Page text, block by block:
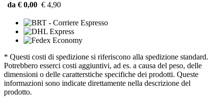
da € 0,00 € 4,90
* Questi costi di spedizione si riferiscono alla spedizione standard.
Potrebbero esserci costi aggiuntivi, ad es. a causa del peso, delle
dimensioni o delle caratterstiche specifiche dei prodotti. Queste
informazioni sono indicate direttamente nella descrizione del
prodotto.